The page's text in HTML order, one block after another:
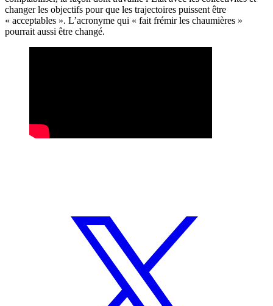
changer les objectifs pour que les trajectoires puissent être
« acceptables ». L’acronyme qui « fait frémir les chaumières »
pourrait aussi être changé.